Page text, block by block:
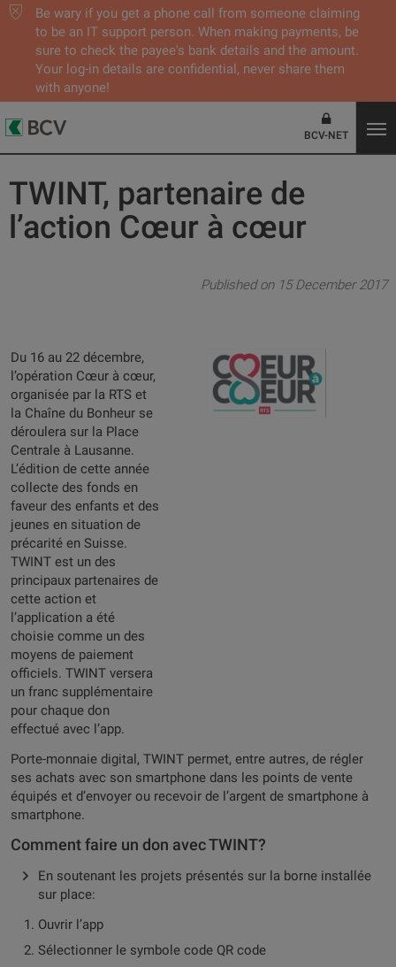
Be wary if you get a phone call from someone claiming
to be an IT support person. When making payments, be
sure to check the payee's bank details and the amount.
Your log-in details are confidential, never share them
with anyone!
BCV-NET
TWINT, partenaire de
l’action Cœur à cœur
Published on 15 December 2017
Du 16 au 22 décembre,
l’opération Cœur à cœur,
organisée par la RTS et
la Chaîne du Bonheur se
déroulera sur la Place
Centrale à Lausanne.
L’édition de cette année
collecte des fonds en
faveur des enfants et des
jeunes en situation de
précarité en Suisse.
TWINT est un des
principaux partenaires de
cette action et
l’application a été
choisie comme un des
moyens de paiement
officiels. TWINT versera
un franc supplémentaire
pour chaque don
effectué avec l’app.
Porte-monnaie digital, TWINT permet, entre autres, de régler
ses achats avec son smartphone dans les points de vente
équipés et d’envoyer ou recevoir de l’argent de smartphone à
smartphone.
Comment faire un don avec TWINT?
En soutenant les projets présentés sur la borne installée
sur place:
Ouvrir l’app
Sélectionner le symbole code QR code